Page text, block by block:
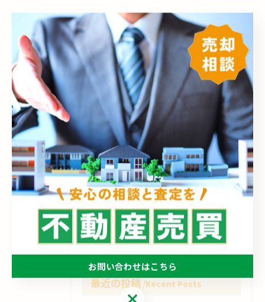
< 前のページ 一覧に戻る 次のページ >
カテゴリー Categories
全てのカテゴリー
売却
売買
相続
空き家
買取
最近の投稿 Recent Posts
お問い合わせはこちら
お問い合わせはこちら